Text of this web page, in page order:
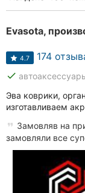
4.7 174
done
Эва коврики,
изготавливаем
Замовляв на
замовляли все